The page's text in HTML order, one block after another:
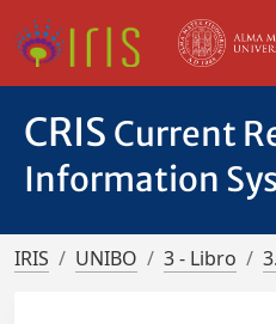
CRIS Current
Information
IRIS UNIBO 3 - Libro